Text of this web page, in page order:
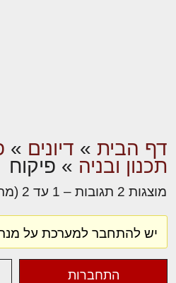
דף הבית » דיונים »
תכנון ובניה » פיקוח
מוצגות 2 תגובות – 1 עד 2 (מתוך 2 סה״כ)
יש להתחבר למערכת על
התחברות